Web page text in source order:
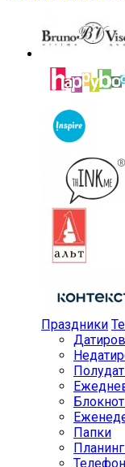
Праздники
Папки